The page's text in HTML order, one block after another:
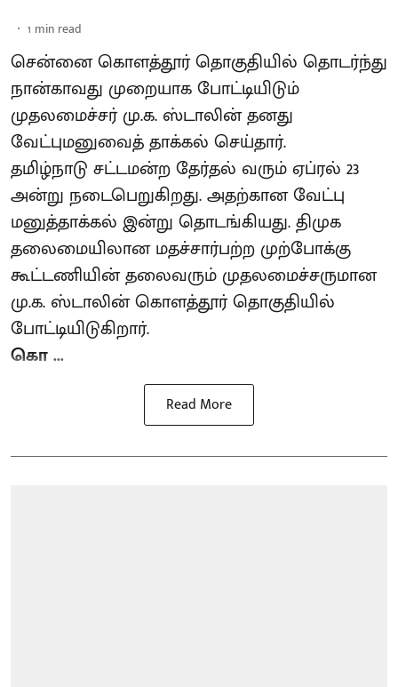
1 min read
சென்னை கொளத்தூர் தொகுதியில் தொடர்ந்து
நான்காவது முறையாக போட்டியிடும்
முதலமைச்சர் மு.க. ஸ்டாலின் தனது
வேட்புமனுவைத் தாக்கல் செய்தார்.
தமிழ்நாடு சட்டமன்ற தேர்தல் வரும் ஏப்ரல் 23
அன்று நடைபெறுகிறது. அதற்கான வேட்பு
மனுத்தாக்கல் இன்று தொடங்கியது. திமுக
தலைமையிலான மதச்சார்பற்ற முற்போக்கு
கூட்டணியின் தலைவரும் முதலமைச்சருமான
மு.க. ஸ்டாலின் கொளத்தூர் தொகுதியில்
போட்டியிடுகிறார்.
கொ ...
Read More